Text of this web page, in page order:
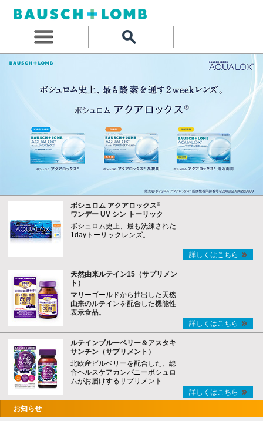
ボシュロム アクアロックス®
ワンデー UV シン トーリック
ボシュロム史上、最も洗練された
1dayトーリックレンズ。
詳しくはこちら
天然由来ルテイン15（サプリメン
ト）
マリーゴールドから抽出した天然
由来のルテインを配合した機能性
表示食品。
詳しくはこちら
ルテインブルーベリー＆アスタキ
サンチン（サプリメント）
北欧産ビルベリーを配合した、総
合ヘルスケアカンパニーボシュロ
ムがお届けするサプリメント
詳しくはこちら
お知らせ